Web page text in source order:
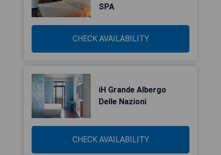
SPA
CHECK AVAILABILITY
iH Grande Albergo
Delle Nazioni
CHECK AVAILABILITY